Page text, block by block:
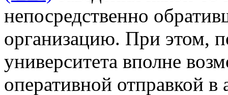
непосредственно
организацию. При этом,
университета вполне
оперативной отправкой